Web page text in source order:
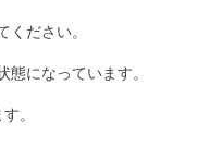
ださい。
になっています。
。